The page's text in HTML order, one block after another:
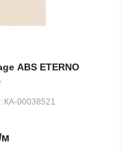
ABS ETERNO
КА-00038521
м